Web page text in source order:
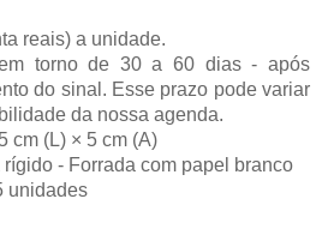
reais) a unidade.
torno de 30 a 60 dias - após
do sinal. Esse prazo pode variar
da nossa agenda.
cm (L) × 5 cm (A)
- Forrada com papel branco
unidades